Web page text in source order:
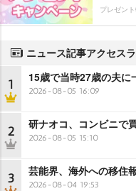
プレゼン
ニュース記事アクセス
1 15歳で当時27歳の夫に
2026-08-05 16:09
2 研ナオコ、コンビニで
2026-08-05 15:10
3 芸能界、海外への移住
2026-08-04 19:53